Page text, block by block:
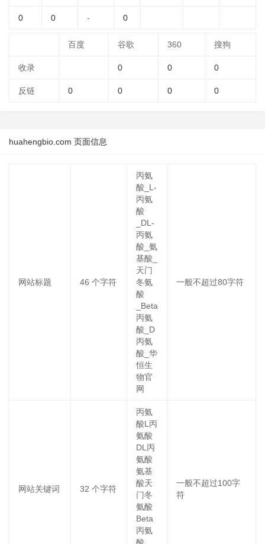
0 0 - 0
百度 谷歌 360 搜狗
收录 0 0 0
反链 0 0 0 0
huahengbio.com 页面信息
网站标题 46 个字符
丙氨
酸_L-
丙氨
酸
_DL-
丙氨
酸_氨
基酸_
天门
冬氨
酸
_Beta
丙氨
酸_D
丙氨
酸_华
恒生
物官
网
一般不超过80字符
网站关键词 32 个字符
丙氨
酸L丙
氨酸
DL丙
氨酸
氨基
酸天
门冬
氨酸
Beta
丙氨
一般不超过100字
符